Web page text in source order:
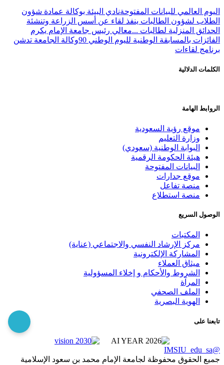
اليوم العالمي للبيانات المفتوحةنادي البيئة بوكالة عمادة شؤون
الطلاب لشؤون الطالبات ينفذ لقاء عن أسس الزراعة وتنشئة
الحدائق المنزلية لطالبات ...معالي رئيس جامعة الإمام يكرم
الفائزات بالمسابقة الوطنية لليوم الوطني 90
وكالة الجامعة تدشن
برنامج لقاءات
الكلمات الدلالية
الروابط الهامة
موقع رؤية السعودية
وزارة التعليم
البوابة الوطنية (سعودي)
هيئة الحكومة الرقمية
البيانات المفتوحة
موقع جدارات
منصة تفاعل
منصة استطلاع
الوصول السريع
المكتبات
مركز الإرشاد النفسي والاجتماعي (عناية)
المشاركة الإلكترونية
ميثاق العملاء
الشروط والأحكام و إخلاء المسؤولية
المرآة
الملف الصحفي
الهوية البصرية
تابعنا على
@IMSIU_edu_sa
جميع الحقوق محفوظة لجامعة الإمام محمد بن سعود الإسلامية